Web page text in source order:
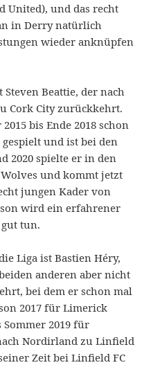
United), und das recht
in Derry natürlich
wieder anknüpfen
Beattie, der nach
Cork City zurückkehrt.
bis Ende 2018 schon
und ist bei den
2020 spielte er in den
Wolves und kommt jetzt
jungen Kader von
wird ein erfahrener
tun.
Liga ist Bastien Héry,
anderen aber nicht
bei dem er schon mal
2017 für Limerick
2019 für
Nordirland zu Linfield
Zeit bei Linfield FC